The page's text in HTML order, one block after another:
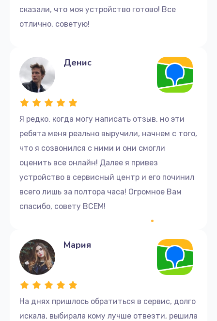
сказали, что моя устройство готово! Все
отлично, советую!
Я редко, когда могу написать отзыв, но эти
ребята меня реально выручили, начнем с того,
что я созвонился с ними и они смогли
оценить все онлайн! Далее я привез
устройство в сервисный центр и его починил
всего лишь за полтора часа! Огромное Вам
спасибо, совету ВСЕМ!
Денис
На днях пришлось обратиться в сервис, долго
искала, выбирала кому лучше отвезти, решила
Мария